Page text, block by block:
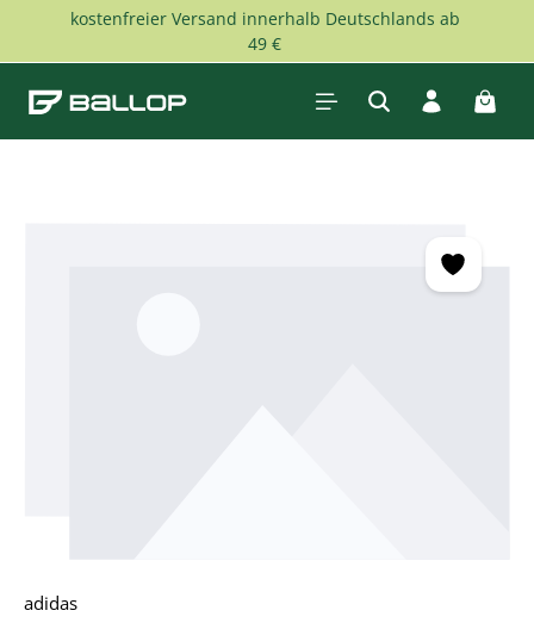
Zum Hauptinhalt springen
kostenfreier Versand innerhalb Deutschlands ab
49 €
adidas